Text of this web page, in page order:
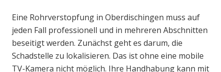
Eine Rohrverstopfung in Oberdischingen muss auf
jeden Fall professionell und in mehreren Abschnitten
beseitigt werden. Zunächst geht es darum, die
Schadstelle zu lokalisieren. Das ist ohne eine mobile
TV-Kamera nicht möglich. Ihre Handhabung kann mit